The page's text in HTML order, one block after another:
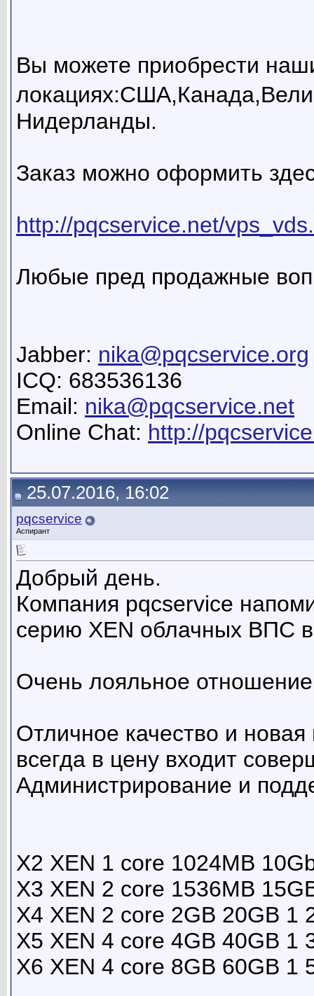
Вы можете приобрести
Нидерланды.
Заказ можно оформить
http://pqcservice.net/
Любые пред продажные
Jabber: nika@pqcservice.org
ICQ: 683536136
Email: nika@pqcservice.net
Online Chat: http://
25.07.2016, 16:02
pqcservice
Аспирант
Добрый день.
Компания pqcservice
серию XEN облачных ВПС
Очень лояльное
Отличное качество и
всегда в цену входит
Администрирование и
X2 XEN 1 core 1024MB
X3 XEN 2 core 1536MB
X4 XEN 2 core 2GB 20GB 1
X5 XEN 4 core 4GB 40GB 1
X6 XEN 4 core 8GB 60GB 1